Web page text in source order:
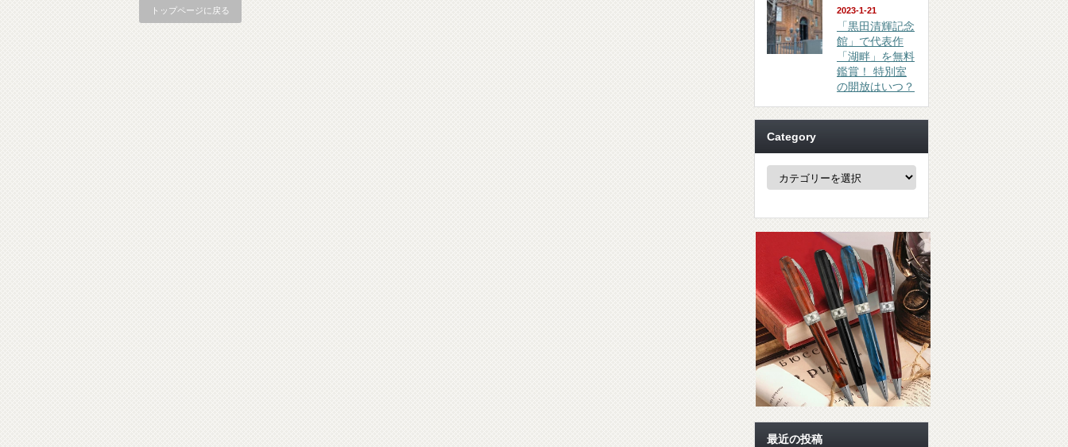
トップページに戻る 2023-1-21
「黒田清輝記念
館」で代表作
「湖畔」を無料
鑑賞！ 特別室
の開放はいつ？
Category
Category
最近の投稿